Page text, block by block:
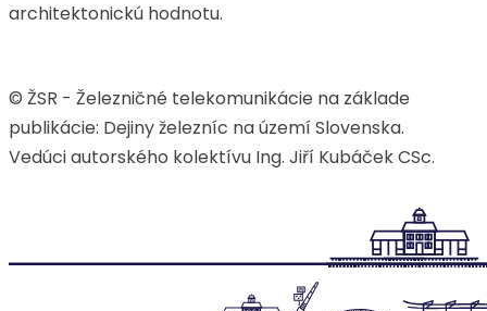
architektonickú hodnotu.
© ŽSR - Železničné telekomunikácie na základe
publikácie: Dejiny železníc na území Slovenska.
Vedúci autorského kolektívu Ing. Jiří Kubáček CSc.